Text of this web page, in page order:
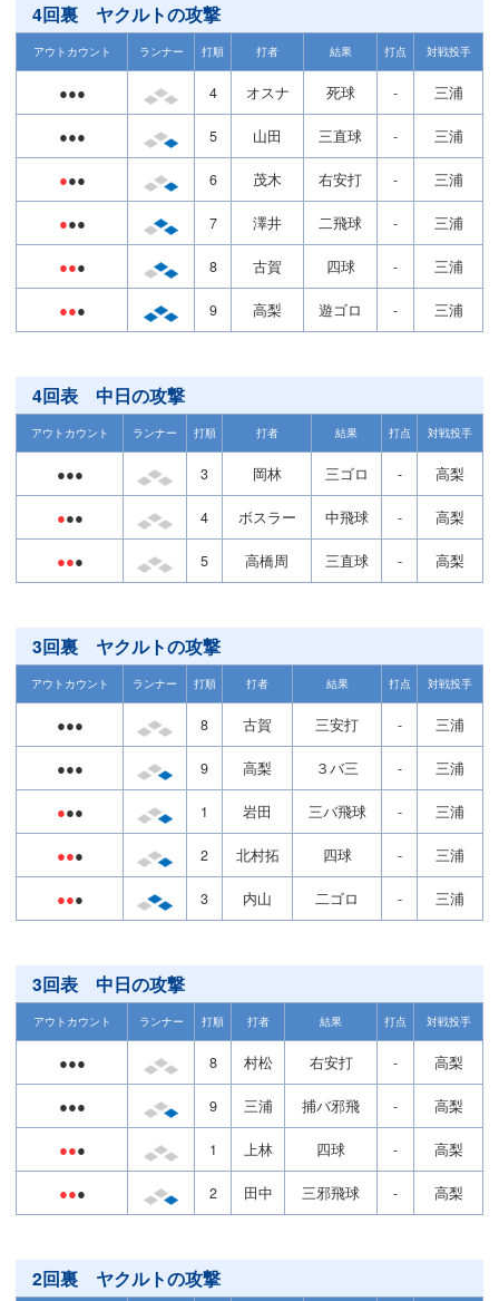
4回裏 ヤクルトの攻撃
アウトカウント ランナー 打順 打者 結果 打点 対戦投手
●●● 4 オスナ 死球 - 三浦
●●● 5 山田 三直球 - 三浦
●●● 6 茂木 右安打 - 三浦
●●● 7 澤井 二飛球 - 三浦
●●● 8 古賀 四球 - 三浦
●●● 9 高梨 遊ゴロ - 三浦
4回表 中日の攻撃
アウトカウント ランナー 打順 打者 結果 打点 対戦投手
●●● 3 岡林 三ゴロ - 高梨
●●● 4 ボスラー 中飛球 - 高梨
●●● 5 高橋周 三直球 - 高梨
3回裏 ヤクルトの攻撃
アウトカウント ランナー 打順 打者 結果 打点 対戦投手
●●● 8 古賀 三安打 - 三浦
●●● 9 高梨 ３バ三 - 三浦
●●● 1 岩田 三バ飛球 - 三浦
●●● 2 北村拓 四球 - 三浦
●●● 3 内山 二ゴロ - 三浦
3回表 中日の攻撃
アウトカウント ランナー 打順 打者 結果 打点 対戦投手
●●● 8 村松 右安打 - 高梨
●●● 9 三浦 捕バ邪飛 - 高梨
●●● 1 上林 四球 - 高梨
●●● 2 田中 三邪飛球 - 高梨
2回裏 ヤクルトの攻撃